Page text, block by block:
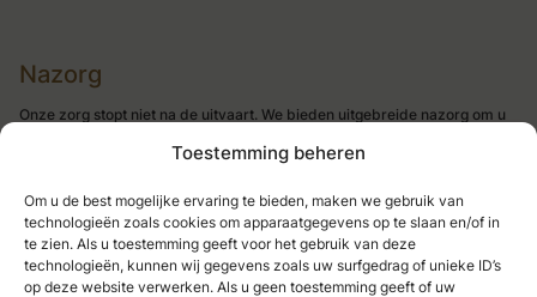
Toestemming beheren
Om u de best mogelijke ervaring te bieden, maken we gebruik van
technologieën zoals cookies om apparaatgegevens op te slaan en/of in
te zien. Als u toestemming geeft voor het gebruik van deze
technologieën, kunnen wij gegevens zoals uw surfgedrag of unieke ID’s
op deze website verwerken. Als u geen toestemming geeft of uw
Nazorg
Onze zorg stopt niet na de uitvaart. We bieden uitgebreide nazorg om u
luisterend oor, praktische hulp, of begeleiding, wij staan voor u klaar. U
lees meer